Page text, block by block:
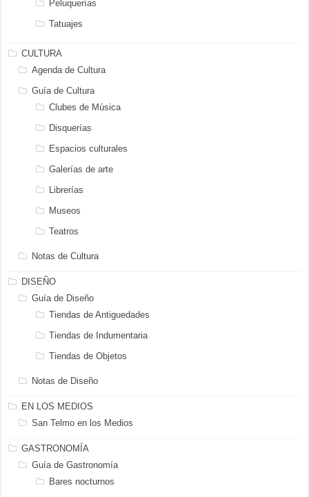
Peluquerías
Tatuajes
CULTURA
Agenda de Cultura
Guía de Cultura
Clubes de Música
Disquerías
Espacios culturales
Galerías de arte
Librerías
Museos
Teatros
Notas de Cultura
DISEÑO
Guía de Diseño
Tiendas de Antiguedades
Tiendas de Indumentaria
Tiendas de Objetos
Notas de Diseño
EN LOS MEDIOS
San Telmo en los Medios
GASTRONOMÍA
Guía de Gastronomía
Bares nocturnos